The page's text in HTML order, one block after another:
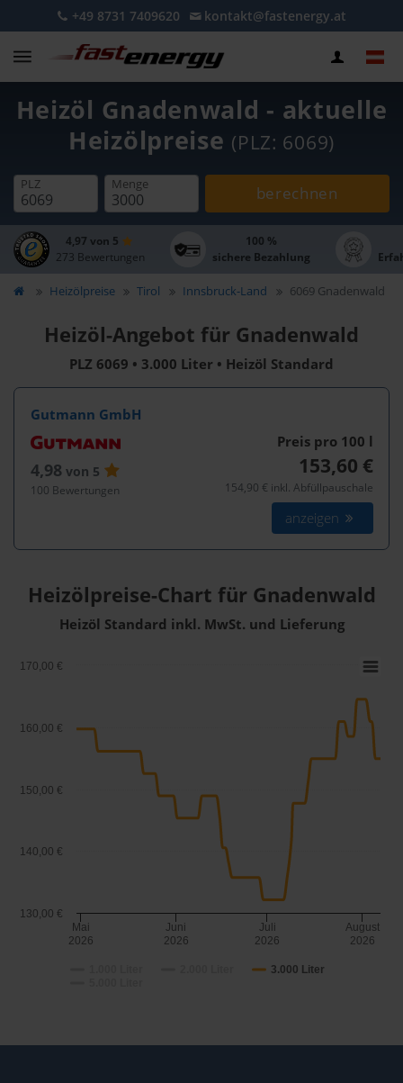
+49 8731 7409620 kontakt@fastenergy.at
Heizöl Gnadenwald - aktuelle
Heizölpreise (PLZ: 6069)
PLZ Menge berechnen
4,97 von 5
273 Bewertungen
100 %
sichere Bezahlung
Heizölpreise Tirol Innsbruck-Land 6069 Gnadenwald
Heizöl-Angebot für Gnadenwald
PLZ 6069 • 3.000 Liter • Heizöl Standard
Gutmann GmbH
4,98 von 5
100 Bewertungen
Preis pro 100 l
153,60 €
154,90 € inkl. Abfüllpauschale
anzeigen
Heizölpreise-Chart für Gnadenwald
Heizöl Standard inkl. MwSt. und Lieferung
3.000 Liter
Mai
2026
Juni
2026
Juli
2026
August
2026
130,00 €
140,00 €
150,00 €
160,00 €
170,00 €